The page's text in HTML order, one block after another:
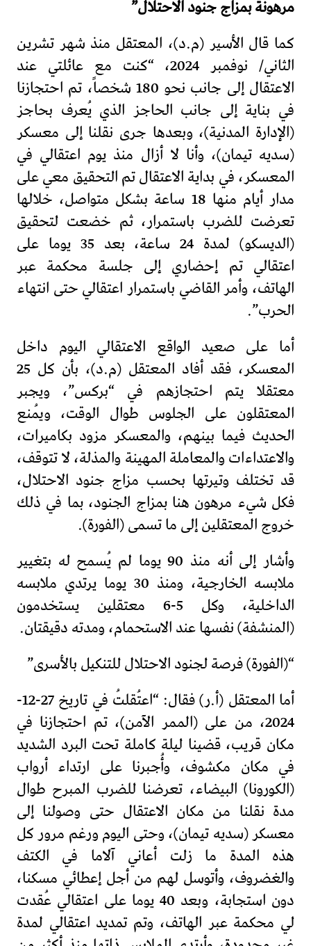
مرهونة بمزاج جنود الاحتلال”
كما قال الأسير (م.د)، المعتقل منذ شهر تشرين
الثاني/ نوفمبر 2024، “كنت مع عائلتي عند
الاعتقال إلى جانب نحو 180 شخصاً، تم احتجازنا
في بناية إلى جانب الحاجز الذي يُعرف بحاجز
(الإدارة المدنية)، وبعدها جرى نقلنا إلى معسكر
(سديه تيمان)، وأنا لا أزال منذ يوم اعتقالي في
المعسكر، في بداية الاعتقال تم التحقيق معي على
مدار أيام منها 18 ساعة بشكل متواصل، خلالها
تعرضت للضرب باستمرار، ثم خضعت لتحقيق
(الديسكو) لمدة 24 ساعة، بعد 35 يوما على
اعتقالي تم إحضاري إلى جلسة محكمة عبر
الهاتف، وأمر القاضي باستمرار اعتقالي حتى انتهاء
الحرب”.
أما على صعيد الواقع الاعتقالي اليوم داخل
المعسكر، فقد أفاد المعتقل (م.د)، بأن كل 25
معتقلا يتم احتجازهم في “بركس”، ويجبر
المعتقلون على الجلوس طوال الوقت، ويُمنع
الحديث فيما بينهم، والمعسكر مزود بكاميرات،
والاعتداءات والمعاملة المهينة والمذلة، لا تتوقف،
قد تختلف وتيرتها بحسب مزاج جنود الاحتلال،
فكل شيء مرهون هنا بمزاج الجنود، بما في ذلك
خروج المعتقلين إلى ما تسمى (الفورة).
وأشار إلى أنه منذ 90 يوما لم يُسمح له بتغيير
ملابسه الخارجية، ومنذ 30 يوما يرتدي ملابسه
الداخلية، وكل 5-6 معتقلين يستخدمون
(المنشفة) نفسها عند الاستحمام، ومدته دقيقتان.
“(الفورة) فرصة لجنود الاحتلال للتنكيل بالأسرى”
أما المعتقل (أ.ر) فقال: “اعتُقلتُ في تاريخ 27-12-
2024، من على (الممر الآمن)، تم احتجازنا في
مكان قريب، قضينا ليلة كاملة تحت البرد الشديد
في مكان مكشوف، وأُجبرنا على ارتداء أرواب
(الكورونا) البيضاء، تعرضنا للضرب المبرح طوال
مدة نقلنا من مكان الاعتقال حتى وصولنا إلى
معسكر (سديه تيمان)، وحتى اليوم ورغم مرور كل
هذه المدة ما زلت أعاني آلاما في الكتف
والغضروف، وأتوسل لهم من أجل إعطائي مسكنا،
دون استجابة، وبعد 40 يوما على اعتقالي عُقدت
لي محكمة عبر الهاتف، وتم تمديد اعتقالي لمدة